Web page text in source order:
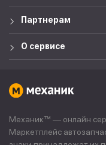
Партнерам
О сервисе
Механик™ — онлайн
Маркетплейс